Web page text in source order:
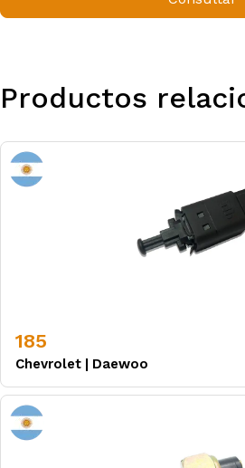
Productos
185
Chevrolet | Daewoo